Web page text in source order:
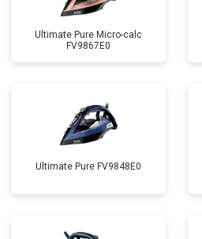
Ultimate Pure Micro-calc
FV9867E0
Ultimate Pure FV9848E0